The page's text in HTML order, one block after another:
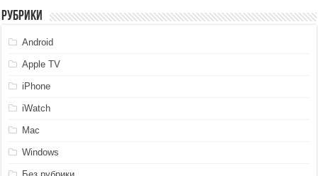
Рубрики
Android
Apple TV
iPhone
iWatch
Mac
Windows